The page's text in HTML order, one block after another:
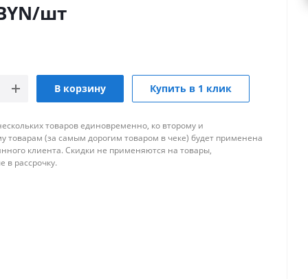
/шт
В корзину Купить в 1 клик
товаров единовременно, ко второму и
товарам (за самым дорогим товаром в чеке) будет применена
клиента. Скидки не применяются на товары,
в рассрочку.